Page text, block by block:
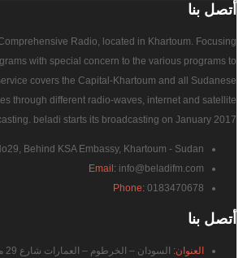
أتصل بنا
Radio, located in Khartoum. Focusing
with special concern to the various programs to
covers the Capital-Khartoum and all Sudanese
through different radio-waves, internet and satellite
beladi starts its broadcasting on January 2017.
Behind KSA Embassy, Khartoum - Sudan
Email: info@beladifm.com
Phone: 0183470678
أتصل بنا
العنوان: